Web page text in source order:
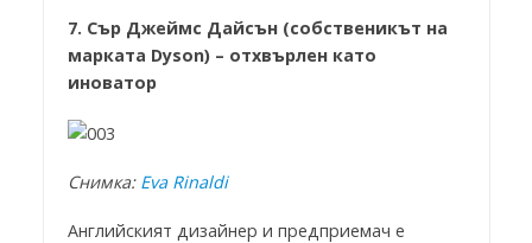
7. Сър Джеймс Дайсън (собственикът на
марката Dyson) – отхвърлен като
иноватор
Снимка: Eva Rinaldi
Английският дизайнер и предприемач е